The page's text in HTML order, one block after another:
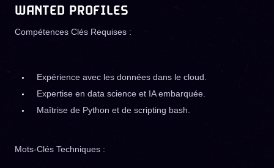
WANTED PROFILES
Compétences Clés Requises :
Expérience avec les données dans le cloud.
Expertise en data science et IA embarquée.
Maîtrise de Python et de scripting bash.
Mots-Clés Techniques :